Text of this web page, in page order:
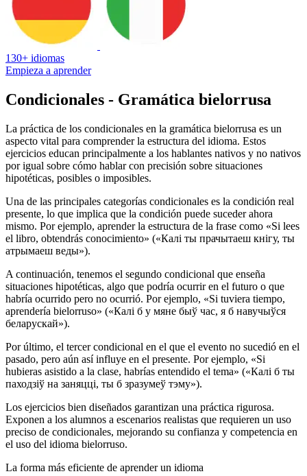
130+ idiomas
Empieza a aprender
Condicionales - Gramática bielorrusa
La práctica de los condicionales en la gramática bielorrusa es un
aspecto vital para comprender la estructura del idioma. Estos
ejercicios educan principalmente a los hablantes nativos y no nativos
por igual sobre cómo hablar con precisión sobre situaciones
hipotéticas, posibles o imposibles.
Una de las principales categorías condicionales es la condición real
presente, lo que implica que la condición puede suceder ahora
mismo. Por ejemplo, aprender la estructura de la frase como «Si lees
el libro, obtendrás conocimiento» («Калі ты прачытаеш кнігу, ты
атрымаеш веды»).
A continuación, tenemos el segundo condicional que enseña
situaciones hipotéticas, algo que podría ocurrir en el futuro o que
habría ocurrido pero no ocurrió. Por ejemplo, «Si tuviera tiempo,
aprendería bielorruso» («Калі б у мяне быў час, я б навучыўся
беларускай»).
Por último, el tercer condicional en el que el evento no sucedió en el
pasado, pero aún así influye en el presente. Por ejemplo, «Si
hubieras asistido a la clase, habrías entendido el tema» («Калі б ты
паходзіў на заняцці, ты б зразумеў тэму»).
Los ejercicios bien diseñados garantizan una práctica rigurosa.
Exponen a los alumnos a escenarios realistas que requieren un uso
preciso de condicionales, mejorando su confianza y competencia en
el uso del idioma bielorruso.
La forma más eficiente de aprender un idioma